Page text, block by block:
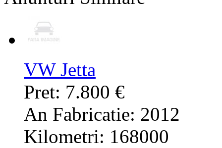
VW Jetta
Pret: 7.800 €
An Fabricatie: 2012
Kilometri: 168000